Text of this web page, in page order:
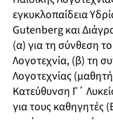
εγκυκλοπαίδεια
Gutenberg και
(α) για τη σύνθεση
Λογοτεχνία, (β) τη
Λογοτεχνίας
Κατεύθυνση Γ΄
για τους καθηγητές